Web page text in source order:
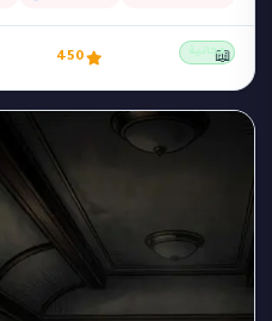
مجانية 450 📖